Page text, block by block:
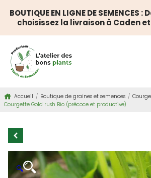
BOUTIQUE EN LIGNE DE
choisissez la livraison à Caden et
Accueil / Boutique de graines et semences /
Courgette Gold rush Bio (précoce et productive)
🔍